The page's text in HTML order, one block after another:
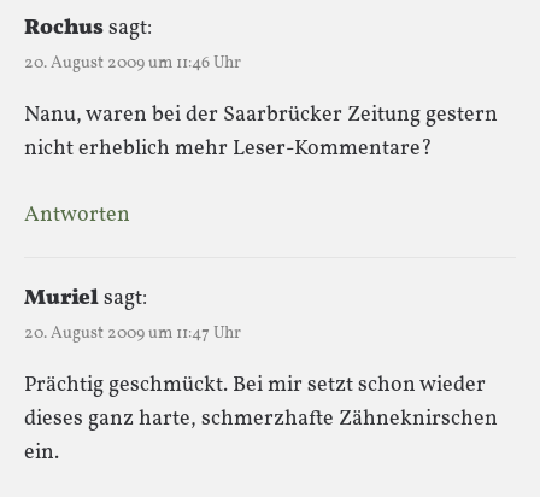
Rochussagt:
20. August 2009 um 11:46 Uhr
Nanu, waren bei der Saarbrücker Zeitung gestern
nicht erheblich mehr Leser-Kommentare?
Antworten
Murielsagt:
20. August 2009 um 11:47 Uhr
Prächtig geschmückt. Bei mir setzt schon wieder
dieses ganz harte, schmerzhafte Zähneknirschen
ein.